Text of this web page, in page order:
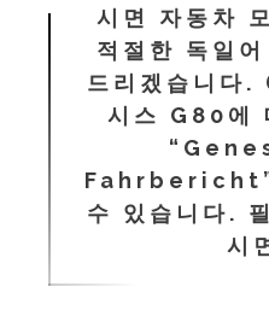
시면 자동차
적절한 독일
드리겠습니다.
시스 G80에
Fahrbericht”
수 있습니다.
시